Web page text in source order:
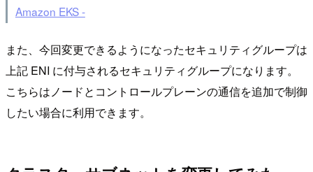
Amazon EKS -
また、今回変更できるようになったセキュリティグループは
上記 ENI に付与されるセキュリティグループになります。
こちらはノードとコントロールプレーンの通信を追加で制御
したい場合に利用できます。